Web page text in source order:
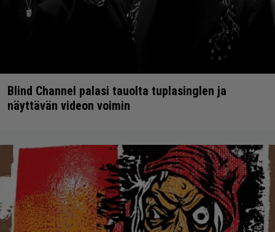
Blind Channel palasi tauolta tuplasinglen ja
näyttävän videon voimin